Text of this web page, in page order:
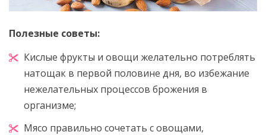
Полезные советы:
Кислые фрукты и овощи желательно потреблять
натощак в первой половине дня, во избежание
нежелательных процессов брожения в
организме;
Мясо правильно сочетать с овощами,